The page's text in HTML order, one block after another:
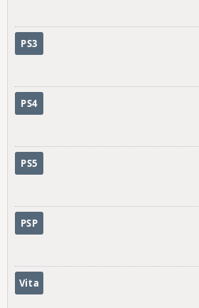
PS3
PS4
PS5
PSP
Vita